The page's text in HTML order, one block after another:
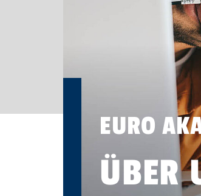
EURO
ÜBER